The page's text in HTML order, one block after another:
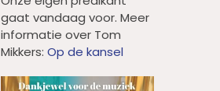
gaat vandaag voor. Meer
informatie over Tom
Mikkers: Op de kansel